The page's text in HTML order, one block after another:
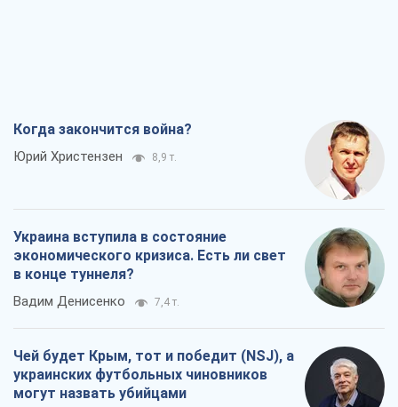
Когда закончится война?
Юрий Христензен 8,9 т.
Украина вступила в состояние
экономического кризиса. Есть ли свет
в конце туннеля?
Вадим Денисенко 7,4 т.
Чей будет Крым, тот и победит (NSJ), а
украинских футбольных чиновников
могут назвать убийцами